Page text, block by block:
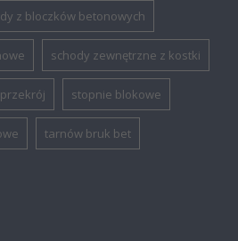
z bloczków betonowych
schody zewnętrzne z kostki
stopnie blokowe
tarnów bruk bet